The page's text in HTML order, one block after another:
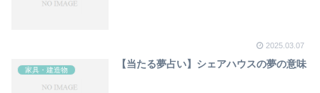
2025.03.07
家具・建造物
【当たる夢占い】シェアハウスの夢の意味